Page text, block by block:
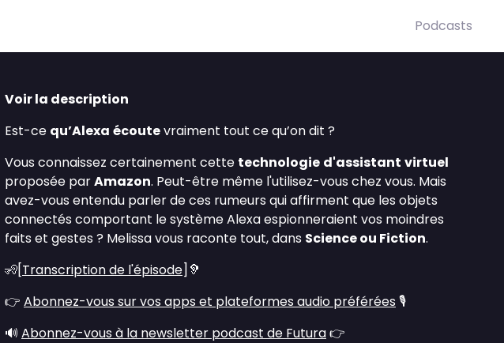
Podcasts
Voir la description
Est-ce qu’Alexa écoutevraiment tout ce qu’on dit ?
Vous connaissez certainement cette technologie d'assistant virtuel
proposée parAmazon. Peut-être même l'utilisez-vous chez vous. Mais
avez-vous entendu parler de ces rumeurs qui affirment que les objets
connectés comportant le système Alexa espionneraient vos moindres
faits et gestes ? Melissa vous raconte tout, dans Science ou Fiction.
🧏[Transcription de l'épisode]🦻
👉 Abonnez-vous sur vos apps et plateformes audio préférées 🎙️
🔊 Abonnez-vous à la newsletter podcast de Futura👉